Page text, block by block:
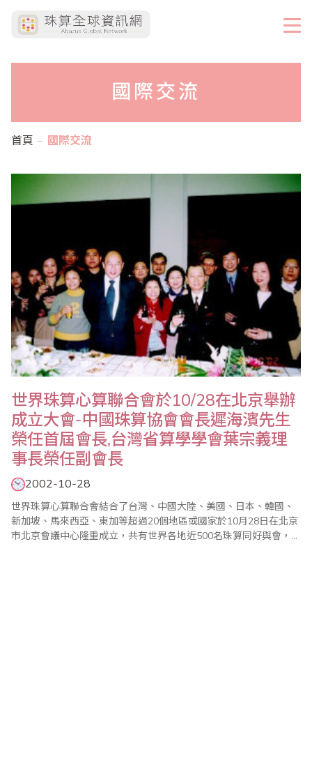
國際交流
首頁 國際交流
世界珠算心算聯合會於10/28在北京舉辦
成立大會-中國珠算協會會長遲海濱先生
榮任首屆會長,台灣省算學學會葉宗義理
事長榮任副會長
2002-10-28
世界珠算心算聯合會結合了台灣、中國大陸、美國、日本、韓國、
新加坡、馬來西亞、東加等超過20個地區或國家於10月28日在北京
市北京會議中心隆重成立，共有世界各地近500名珠算同好與會，台